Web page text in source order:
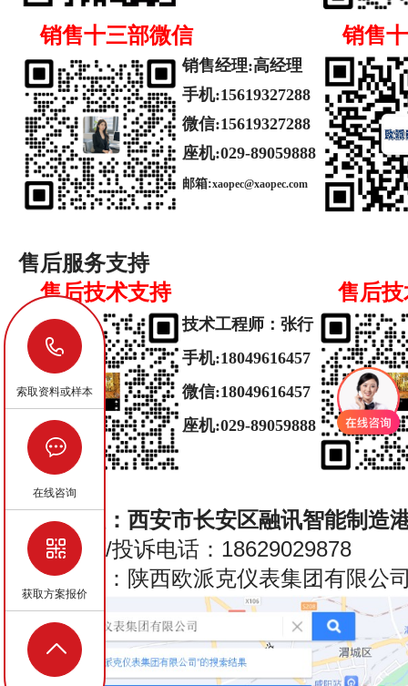
销售十三部微信 销售
销售经理:高经理
手机:15619327288
微信:15619327288
座机:029-89059888
邮箱:xaopec@xaopec.com
售后服务支持
售后技术支持 售后
技术工程师：张行
手机:18049616457
微信:18049616457
座机:029-89059888
集团地址：西安市长安区融讯智能制造
集团监督/投诉电话：18629029878
导航地址：陕西欧派克仪表集团有限公
18629029878
索取资料或样本
在线咨询
获取方案报价